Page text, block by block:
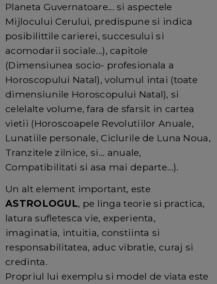
Planeta Guvernatoare... si aspectele
Mijlocului Cerului, predispune si indica
posibilittile carierei, succesului si
acomodarii sociale...), capitole
(Dimensiunea socio- profesionala a
Horoscopului Natal), volumul intai (toate
dimensiunile Horoscopului Natal), si
celelalte volume, fara de sfarsit in cartea
vietii (Horoscoapele Revolutiilor Anuale,
Lunatiile personale, Ciclurile de Luna Noua,
Tranzitele zilnice, si... anuale,
Compatibilitati si asa mai departe...).
Un alt element important, este
ASTROLOGUL, pe linga teorie si practica,
latura sufletesca vie, experienta,
imaginatia, intuitia, constiinta si
responsabilitatea, aduc vibratie, curaj si
credinta.
Propriul lui exemplu si model de viata este